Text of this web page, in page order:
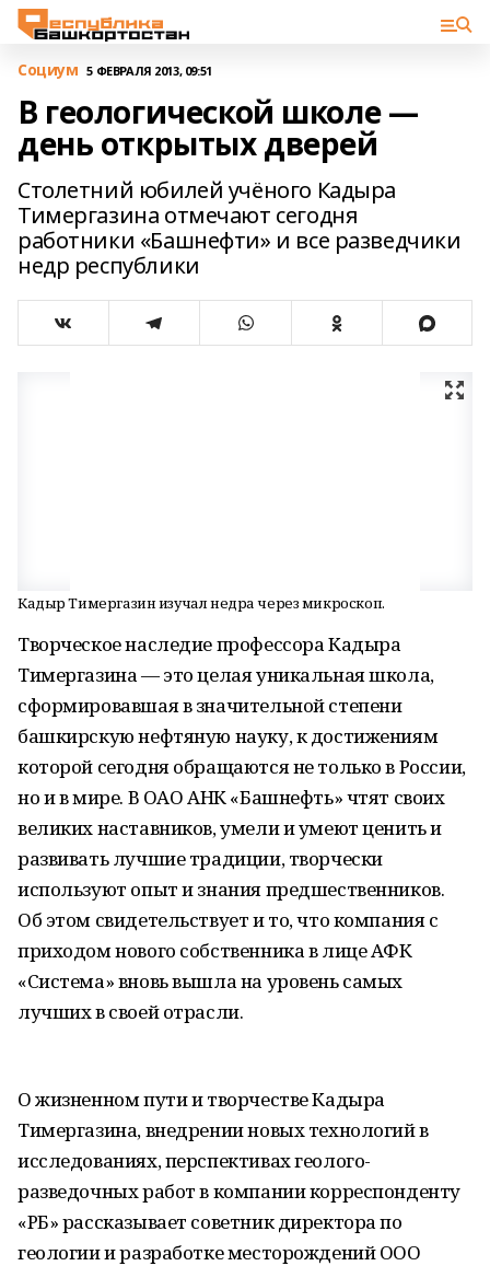
Cоциум 5 ФЕВРАЛЯ 2013, 09:51
В геологической школе —
день открытых дверей
Столетний юбилей учёного Кадыра
Тимергазина отмечают сегодня
работники «Башнефти» и все разведчики
недр республики
Кадыр Тимергазин изучал недра через микроскоп.
Творческое наследие профессора Кадыра
Тимергазина — это целая уникальная школа,
сформировавшая в значительной степени
башкирскую нефтяную науку, к достижениям
которой сегодня обращаются не только в России,
но и в мире. В ОАО АНК «Башнефть» чтят своих
великих наставников, умели и умеют ценить и
развивать лучшие традиции, творчески
используют опыт и знания предшественников.
Об этом свидетельствует и то, что компания с
приходом нового собственника в лице АФК
«Система» вновь вышла на уровень самых
лучших в своей отрасли.
О жизненном пути и творчестве Кадыра
Тимергазина, внедрении новых технологий в
исследованиях, перспективах геолого-
разведочных работ в компании корреспонденту
«РБ» рассказывает советник директора по
геологии и разработке месторождений ООО